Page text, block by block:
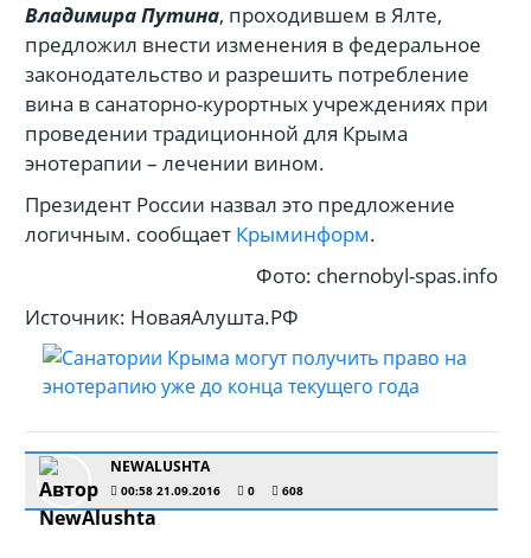
Владимира Путина, проходившем в Ялте,
предложил внести изменения в федеральное
законодательство и разрешить потребление
вина в санаторно-курортных учреждениях при
проведении традиционной для Крыма
энотерапии – лечении вином.
Президент России назвал это предложение
логичным. сообщает Крыминформ.
Фото: chernobyl-spas.info
Источник: НоваяАлушта.РФ
NEWALUSHTA
00:58 21.09.2016 0 608